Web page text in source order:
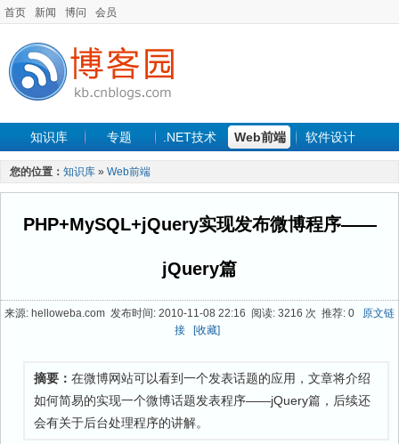
首页 新闻 博问 会员
知识库 专题 .NET技术 Web前端 软件设计
手机开发 软件工程
最新文章
您的位置： 知识库 » Web前端
PHP+MySQL+jQuery实现发布微博程序——
jQuery篇
来源: helloweba.com 发布时间: 2010-11-08 22:16 阅读: 3216 次 推荐: 0 原文链
接
[收藏]
摘要： 在微博网站可以看到一个发表话题的应用，文章将介绍
如何简易的实现一个微博话题发表程序——jQuery篇，后续还
会有关于后台处理程序的讲解。